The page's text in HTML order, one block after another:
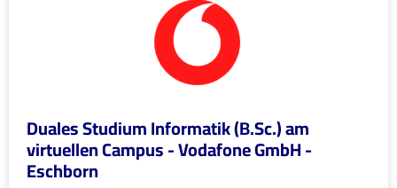
Duales Studium Informatik (B.Sc.) am
virtuellen Campus - Vodafone GmbH -
Eschborn